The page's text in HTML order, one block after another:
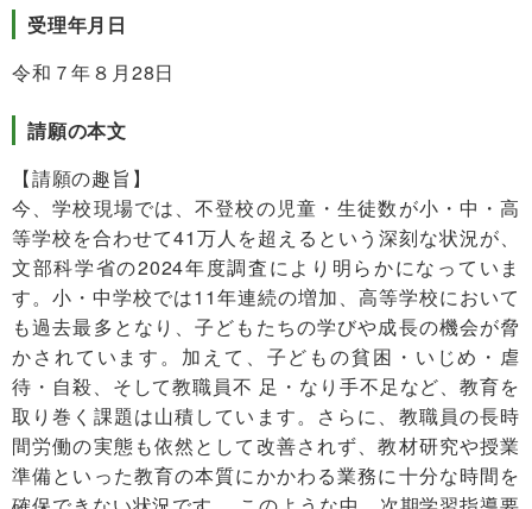
受理年月日
令和７年８月28日
請願の本文
【請願の趣旨】
今、学校現場では、不登校の児童・生徒数が小・中・高
等学校を合わせて41万人を超えるという深刻な状況が、
文部科学省の2024年度調査により明らかになっていま
す。小・中学校では11年連続の増加、高等学校において
も過去最多となり、子どもたちの学びや成長の機会が脅
かされています。加えて、子どもの貧困・いじめ・虐
待・自殺、そして教職員不 足・なり手不足など、教育を
取り巻く課題は山積しています。さらに、教職員の長時
間労働の実態も依然として改善されず、教材研究や授業
準備といった教育の本質にかかわる業務に十分な時間を